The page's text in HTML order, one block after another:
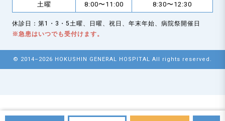
土曜 8:00〜11:00 8:30〜12:30
休診日：第1・3・5土曜、日曜、祝日、年末年始、病院祭開催日
※急患はいつでも受付けます。
© 2014–2026 HOKUSHIN GENERAL HOSPITAL All rights reserved.